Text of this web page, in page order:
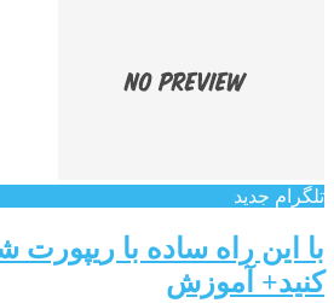
تلگرام جدید
با این راه ساده با
کنید+ آموزش